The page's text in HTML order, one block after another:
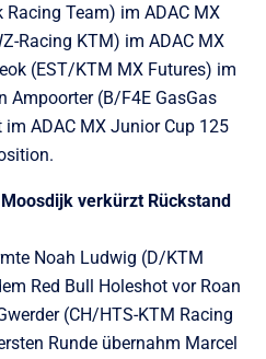
Team) im ADAC MX
Racing KTM) im ADAC MX
(EST/KTM MX Futures) im
Ampoorter (B/F4E GasGas
ADAC MX Junior Cup 125
verkürzt Rückstand
Noah Ludwig (D/KTM
Red Bull Holeshot vor Roan
(CH/HTS-KTM Racing
Runde übernahm Marcel